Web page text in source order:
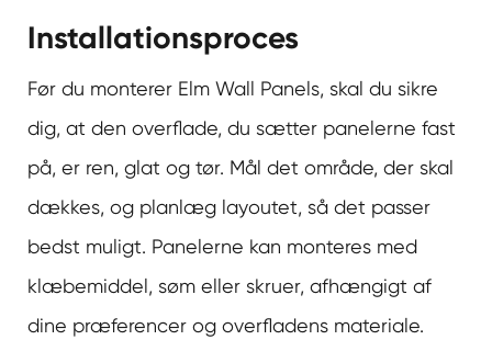
Installationsproces
Før du monterer Elm Wall Panels, skal du sikre
dig, at den overflade, du sætter panelerne fast
på, er ren, glat og tør. Mål det område, der skal
dækkes, og planlæg layoutet, så det passer
bedst muligt. Panelerne kan monteres med
klæbemiddel, søm eller skruer, afhængigt af
dine præferencer og overfladens materiale.